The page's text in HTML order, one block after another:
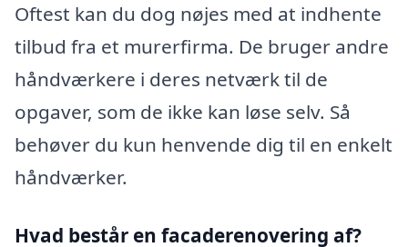
Oftest kan du dog nøjes med at indhente
tilbud fra et murerfirma. De bruger andre
håndværkere i deres netværk til de
opgaver, som de ikke kan løse selv. Så
behøver du kun henvende dig til en enkelt
håndværker.
Hvad består en facaderenovering af?